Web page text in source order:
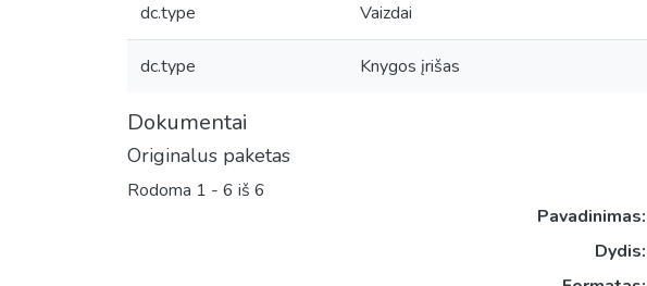
dc.type Vaizdai
dc.type Knygos įrišas
Dokumentai
Originalus paketas
Rodoma 1 - 6 iš 6
Pavadinimas:
Dydis: